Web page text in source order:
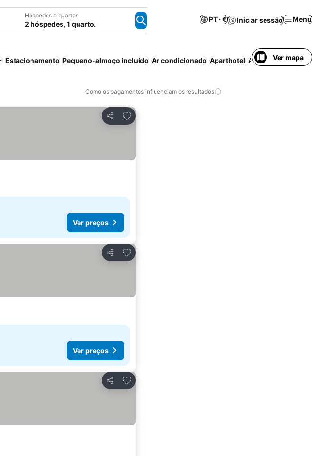
Hóspedes e quartos
2 hóspedes, 1 quarto.
PT · € Iniciar sessão Menu
Estacionamento Pequeno-almoço incluído Ar condicionado Aparthotel AnimaisVer mapa
Como os pagamentos influenciam os resultados
Partilhar
Adicionar aos favoritos
Ver preços
Partilhar
Adicionar aos favoritos
Ver preços
Partilhar
Adicionar aos favoritos